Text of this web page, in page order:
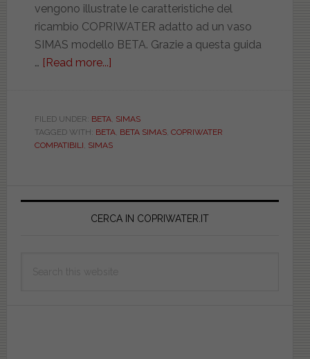
vengono illustrate le caratteristiche del
ricambio COPRIWATER adatto ad un vaso
SIMAS modello BETA. Grazie a questa guida
… [Read more...]
COMPATIBILE.
PASS490M9401BETA
FILED UNDER: BETA, SIMAS
TAGGED WITH: BETA, BETA SIMAS, COPRIWATER
COMPATIBILI, SIMAS
Primary
CERCA IN COPRIWATER.IT